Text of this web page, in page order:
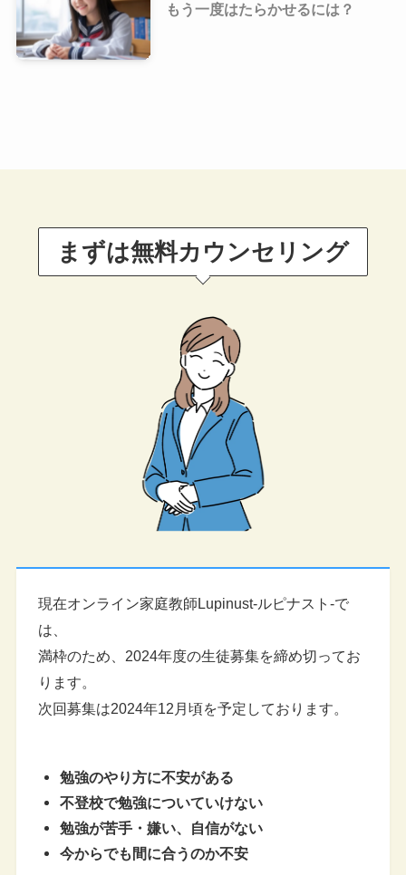
もう一度はたらかせるには？
まずは無料カウンセリング
現在オンライン家庭教師Lupinust-ルピナスト-で
は、
満枠のため、2024年度の生徒募集を締め切ってお
ります。
次回募集は2024年12月頃を予定しております。
勉強のやり方に不安がある
不登校で勉強についていけない
勉強が苦手・嫌い、自信がない
今からでも間に合うのか不安